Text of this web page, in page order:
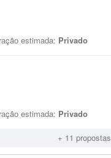
estimada: Privado
estimada: Privado
+ 11 propostas